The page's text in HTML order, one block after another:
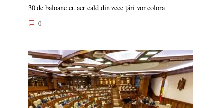
30 de baloane cu aer cald din zece țări vor colora
0